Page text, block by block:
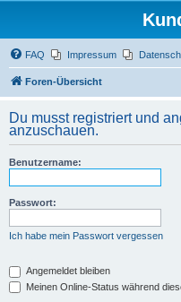
FAQ Impressum
Foren-Übersicht
Du musst registriert und
anzuschauen.
Benutzername:
Passwort:
Ich habe mein Passwort vergessen
Angemeldet bleiben
Meinen Online-Status während